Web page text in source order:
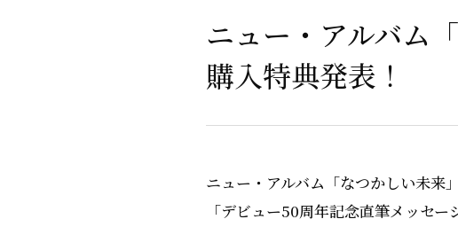
ニュー・アルバム
購入特典発表！
ニュー・アルバム「なつかしい未来
「デビュー50周年記念直筆メッセ